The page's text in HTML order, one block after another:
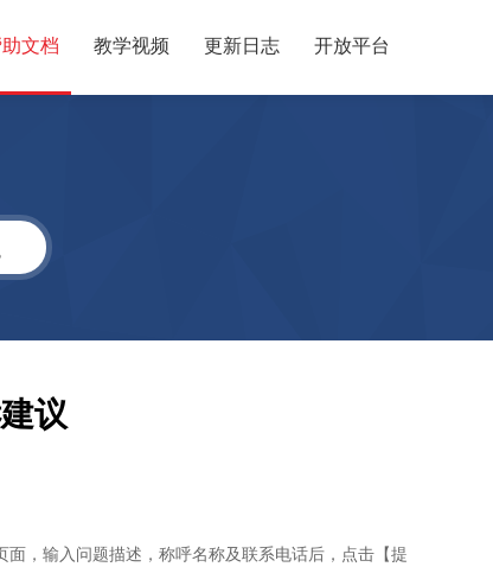
文档 教学视频 更新日志 开放平台
议
，输入问题描述，称呼名称及联系电话后，点击【提